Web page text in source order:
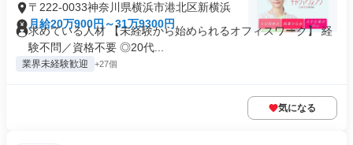
〒222-0033神奈川県横浜市港北区新横浜
月給20万900円～31万9300円
求めている人材 【未経験から始められるオフィスワーク】 経
験不問／資格不要 ◎20代...
業界未経験歓迎 +27個
気になる